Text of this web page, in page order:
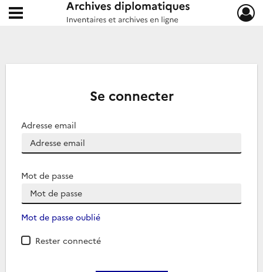
Archives diplomatiques
Ouvrir le menu déroulant
Se connecter
Adresse email
Mot de passe
Mot de passe oublié
Rester connecté